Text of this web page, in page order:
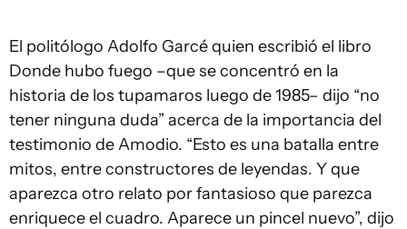
El politólogo Adolfo Garcé quien escribió el libro
Donde hubo fuego –que se concentró en la
historia de los tupamaros luego de 1985– dijo “no
tener ninguna duda” acerca de la importancia del
testimonio de Amodio. “Esto es una batalla entre
mitos, entre constructores de leyendas. Y que
aparezca otro relato por fantasioso que parezca
enriquece el cuadro. Aparece un pincel nuevo”, dijo